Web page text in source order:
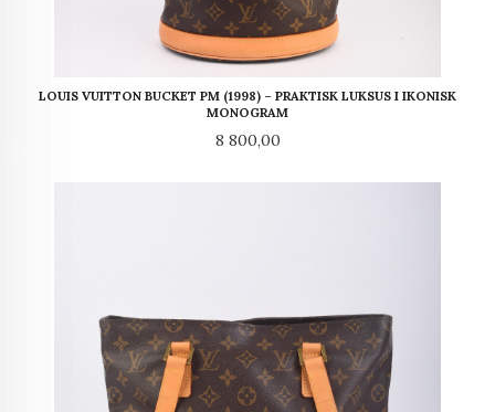
LOUIS VUITTON BUCKET PM (1998) – PRAKTISK LUKSUS I IKONISK
MONOGRAM
Pris
8 800,00